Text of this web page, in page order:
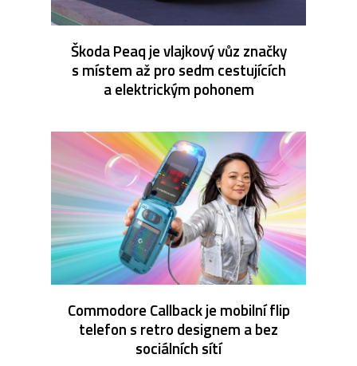
Škoda Peaq je vlajkový vůz značky
s místem až pro sedm cestujících
a elektrickým pohonem
Commodore Callback je mobilní flip
telefon s retro designem a bez
sociálních sítí